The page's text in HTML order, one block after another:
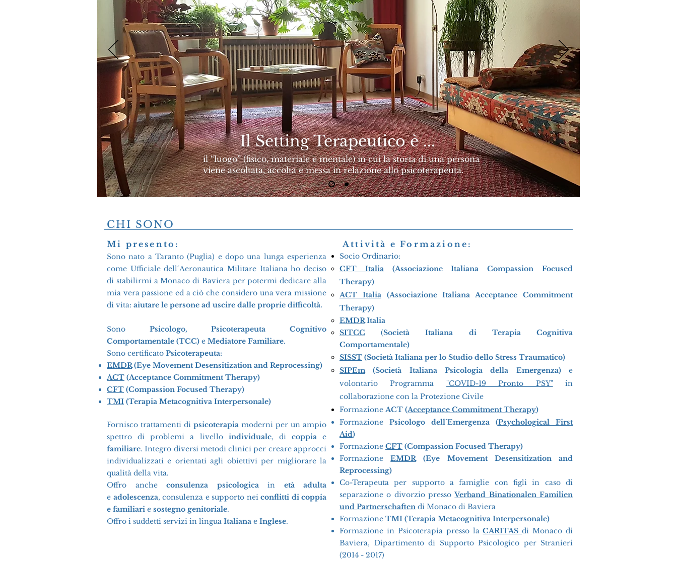
Il Setting Terapeutico è ...
il “luogo” (fisico, materiale e mentale) in cui la storia di una persona
viene ascoltata, accolta e messa in relazione allo psicoterapeuta.
CHI SONO
Mi presento:
Sono nato a Taranto (Puglia) e dopo una lunga esperienza
come Ufficiale dell´Aeronautica Militare Italiana ho deciso
di stabilirmi a Monaco di Baviera per potermi dedicare alla
mia vera passione ed a ciò che considero una vera missione
di vita: aiutare le persone ad uscire dalle proprie difficoltà.
Sono Psicologo, Psicoterapeuta Cognitivo
Comportamentale (TCC) e Mediatore Familiare.
Sono certificato Psicoterapeuta:
EMDR (Eye Movement Desensitization and Reprocessing)
ACT (Acceptance Commitment Therapy)
CFT (Compassion Focused Therapy)
TMI (Terapia Metacognitiva Interpersonale)
Fornisco trattamenti di psicoterapia moderni per un ampio
spettro di problemia livello individuale, di coppia e
familiare.Integro diversi metodi clinici per creare approcci
individualizzati e orientati agli obiettivi per migliorare la
qualità della vita.
Offro anche consulenza psicologicain età adulta
e adolescenza, consulenza e supporto nei conflitti di coppia
e familiari e sostegno genitoriale.
Offro i suddetti servizi in lingua Italiana e Inglese.
Attività e Formazione:
Socio Ordinario:
CFT Italia(Associazione ItalianaCompassion Focused
Therapy)
ACT Italia(Associazione ItalianaAcceptance Commitment
Therapy)
EMDRItalia
SITCC
(Società Italiana di Terapia Cognitiva
Comportamentale)
SISST (Società Italiana per lo Studio dello Stress Traumatico)
SIPEm
(Società Italiana Psicologia della Emergenza)e
volontario Programma "COVID-19 Pronto PSY"in
collaborazione con la Protezione Civile
Formazione ACT (Acceptance Commitment Therapy)
Formazione Psicologo dell´Emergenza (Psychological First
Aid)
Formazione CFT (Compassion Focused Therapy)
FormazioneEMDR
(Eye Movement Desensitization and
Reprocessing)
Co-Terapeuta per supporto a famiglie con figli in caso di
separazione o divorzio pressoVerband Binationalen Familien
und Partnerschaften di Monaco di Baviera
Formazione TMI (Terapia Metacognitiva Interpersonale)
Formazione in Psicoterapia presso laCARITASdi Monaco di
Baviera, Dipartimento di Supporto Psicologico per Stranieri
(2014 - 2017)